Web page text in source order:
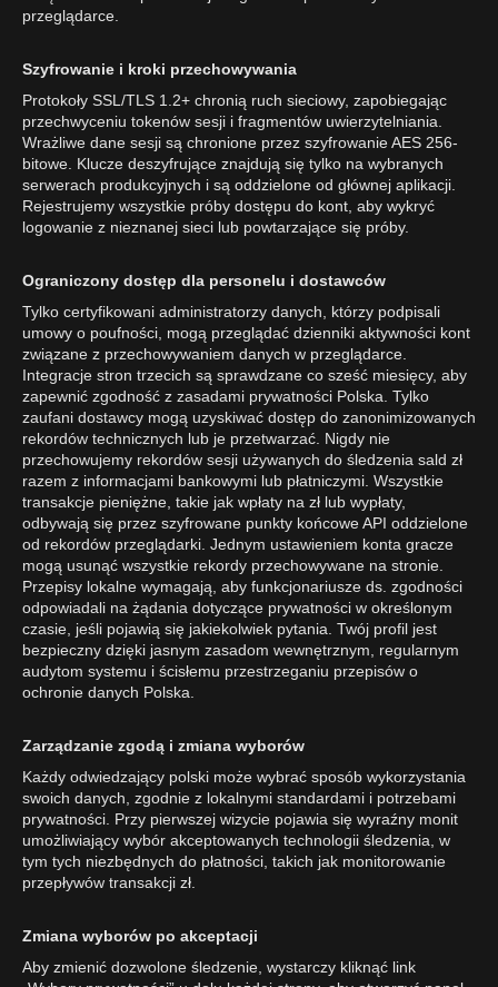
przeglądarce.
Szyfrowanie i kroki przechowywania
Protokoły SSL/TLS 1.2+ chronią ruch sieciowy, zapobiegając
przechwyceniu tokenów sesji i fragmentów uwierzytelniania.
Wrażliwe dane sesji są chronione przez szyfrowanie AES 256-
bitowe. Klucze deszyfrujące znajdują się tylko na wybranych
serwerach produkcyjnych i są oddzielone od głównej aplikacji.
Rejestrujemy wszystkie próby dostępu do kont, aby wykryć
logowanie z nieznanej sieci lub powtarzające się próby.
Ograniczony dostęp dla personelu i dostawców
Tylko certyfikowani administratorzy danych, którzy podpisali
umowy o poufności, mogą przeglądać dzienniki aktywności kont
związane z przechowywaniem danych w przeglądarce.
Integracje stron trzecich są sprawdzane co sześć miesięcy, aby
zapewnić zgodność z zasadami prywatności Polska. Tylko
zaufani dostawcy mogą uzyskiwać dostęp do zanonimizowanych
rekordów technicznych lub je przetwarzać. Nigdy nie
przechowujemy rekordów sesji używanych do śledzenia sald zł
razem z informacjami bankowymi lub płatniczymi. Wszystkie
transakcje pieniężne, takie jak wpłaty na zł lub wypłaty,
odbywają się przez szyfrowane punkty końcowe API oddzielone
od rekordów przeglądarki. Jednym ustawieniem konta gracze
mogą usunąć wszystkie rekordy przechowywane na stronie.
Przepisy lokalne wymagają, aby funkcjonariusze ds. zgodności
odpowiadali na żądania dotyczące prywatności w określonym
czasie, jeśli pojawią się jakiekolwiek pytania. Twój profil jest
bezpieczny dzięki jasnym zasadom wewnętrznym, regularnym
audytom systemu i ścisłemu przestrzeganiu przepisów o
ochronie danych Polska.
Zarządzanie zgodą i zmiana wyborów
Każdy odwiedzający polski może wybrać sposób wykorzystania
swoich danych, zgodnie z lokalnymi standardami i potrzebami
prywatności. Przy pierwszej wizycie pojawia się wyraźny monit
umożliwiający wybór akceptowanych technologii śledzenia, w
tym tych niezbędnych do płatności, takich jak monitorowanie
przepływów transakcji zł.
Zmiana wyborów po akceptacji
Aby zmienić dozwolone śledzenie, wystarczy kliknąć link